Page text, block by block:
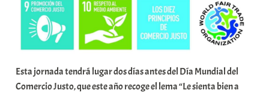
Esta jornada tendrá lugar dos días antes del Día Mundial del
Comercio Justo, que este año recoge el lema “Le sienta bien a